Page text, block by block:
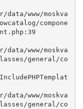
compone
general/co
general/co